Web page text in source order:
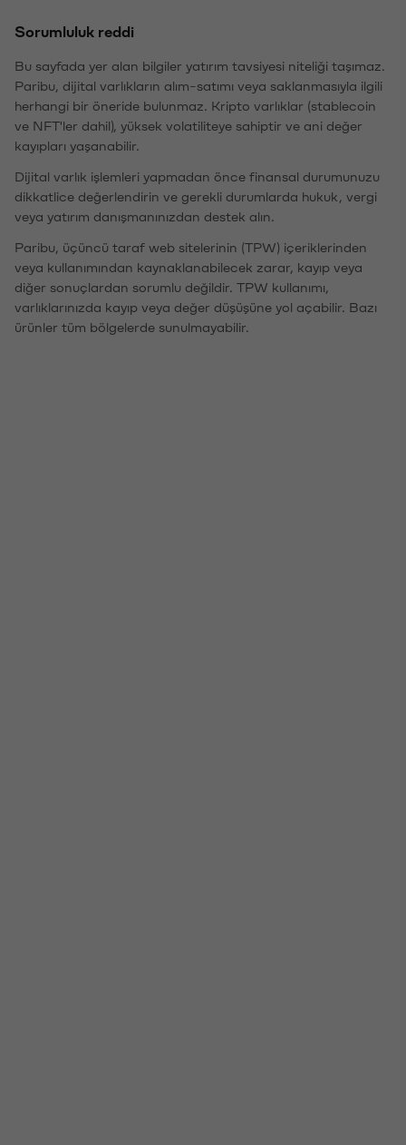
Sorumluluk reddi
Bu sayfada yer alan bilgiler yatırım tavsiyesi niteliği taşımaz.
Paribu, dijital varlıkların alım-satımı veya saklanmasıyla ilgili
herhangi bir öneride bulunmaz. Kripto varlıklar (stablecoin
ve NFT'ler dahil), yüksek volatiliteye sahiptir ve ani değer
kayıpları yaşanabilir.
Dijital varlık işlemleri yapmadan önce finansal durumunuzu
dikkatlice değerlendirin ve gerekli durumlarda hukuk, vergi
veya yatırım danışmanınızdan destek alın.
Paribu, üçüncü taraf web sitelerinin (TPW) içeriklerinden
veya kullanımından kaynaklanabilecek zarar, kayıp veya
diğer sonuçlardan sorumlu değildir. TPW kullanımı,
varlıklarınızda kayıp veya değer düşüşüne yol açabilir. Bazı
ürünler tüm bölgelerde sunulmayabilir.